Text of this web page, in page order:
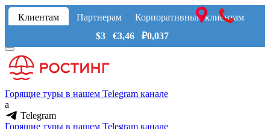
Клиентам Партнерам
Корпоративным клиентам
$3 €3,46 ₽0,037
Горящие туры в нашем Telegram канале
a
Telegram
Горящие туры в нашем Telegram канале